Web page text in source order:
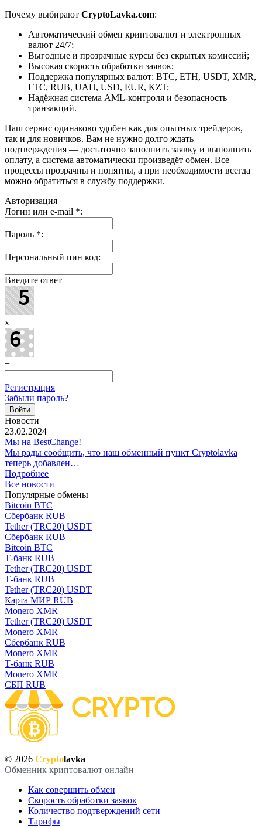
Почему выбирают CryptoLavka.com:
Автоматический обмен криптовалют и электронных
валют 24/7;
Выгодные и прозрачные курсы без скрытых комиссий;
Высокая скорость обработки заявок;
Поддержка популярных валют: BTC, ETH, USDT, XMR,
LTC, RUB, UAH, USD, EUR, KZT;
Надёжная система AML-контроля и безопасность
транзакций.
Наш сервис одинаково удобен как для опытных трейдеров,
так и для новичков. Вам не нужно долго ждать
подтверждения — достаточно заполнить заявку и выполнить
оплату, а система автоматически произведёт обмен. Все
процессы прозрачны и понятны, а при необходимости всегда
можно обратиться в службу поддержки.
Авторизация
Логин или e-mail *:
Пароль *:
Персональный пин код:
Введите ответ
x
=
Регистрация
Забыли пароль?
Новости
23.02.2024
Мы на BestChange!
Мы рады сообщить, что наш обменный пункт Cryptolavka
теперь добавлен…
Подробнее
Все новости
Популярные обмены
Bitcoin BTC
Сбербанк RUB
Tether (TRC20) USDT
Сбербанк RUB
Bitcoin BTC
Т-банк RUB
Tether (TRC20) USDT
Т-банк RUB
Tether (TRC20) USDT
Карта МИР RUB
Monero XMR
Tether (TRC20) USDT
Monero XMR
Сбербанк RUB
Monero XMR
Т-банк RUB
Monero XMR
СБП RUB
© 2026 Cryptolavka
Обменник криптовалют онлайн
Как совершить обмен
Скорость обработки заявок
Количество подтверждений сети
Тарифы